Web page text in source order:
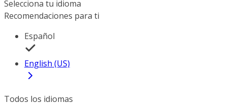
Selecciona tu idioma
Recomendaciones para ti
Español
English (US)
Todos los idiomas